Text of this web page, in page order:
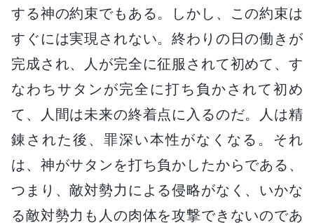
する神の約束でもある。しかし、この約束は
すぐには実現されない。終わりの日の働きが
完成され、人が完全に征服されて初めて、す
なわちサタンが完全に打ち負かされて初め
て、人間は未来の終着点に入るのだ。人は精
錬された後、罪深い本性がなくなる。それ
は、神がサタンを打ち負かしたからである、
つまり、敵対勢力による侵略がなく、いかな
る敵対勢力も人の肉体を攻撃できないのであ